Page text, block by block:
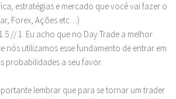
estratégias e mercado que você vai fazer o
Forex, Ações etc…)
// 1. Eu acho que no Day Trade a melhor
nós utilizamos esse fundamento de entrar em
probabilidades a seu favor.
lembrar que para se tornar um trader